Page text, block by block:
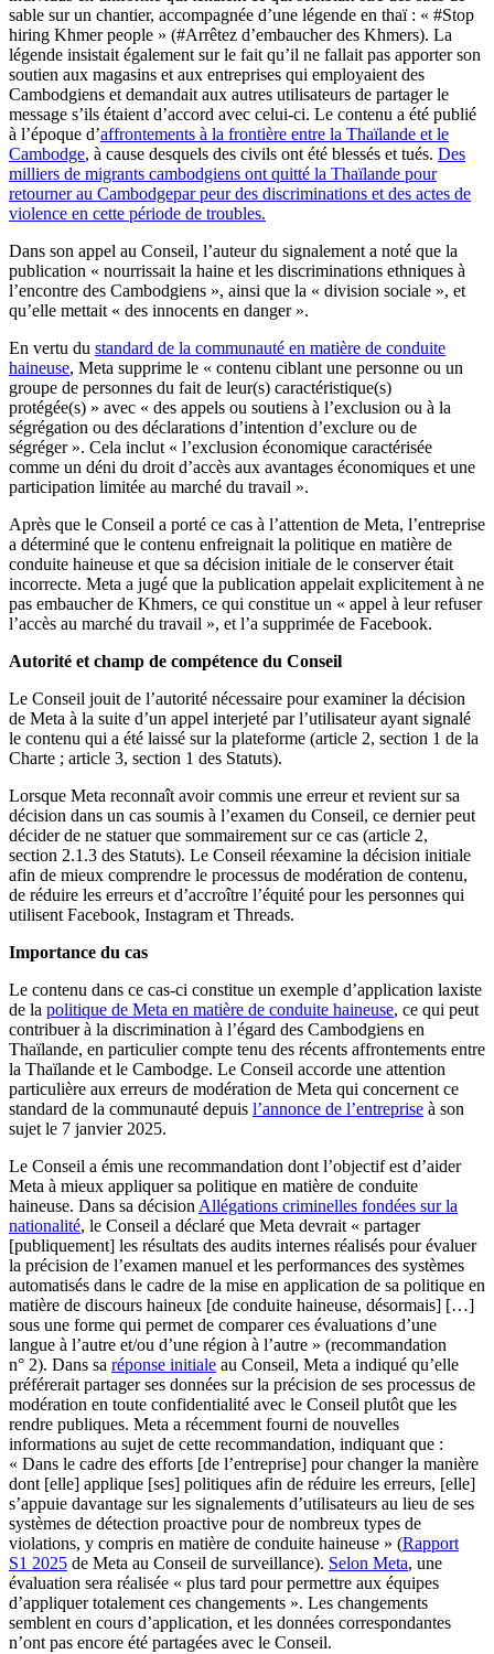
sable sur un chantier, accompagnée d’une légende en thaï : « #Stop
hiring Khmer people » (#Arrêtez d’embaucher des Khmers). La
légende insistait également sur le fait qu’il ne fallait pas apporter son
soutien aux magasins et aux entreprises qui employaient des
Cambodgiens et demandait aux autres utilisateurs de partager le
message s’ils étaient d’accord avec celui-ci. Le contenu a été publié
à l’époque d’affrontements à la frontière entre la Thaïlande et le
Cambodge, à cause desquels des civils ont été blessés et tués. Des
milliers de migrants cambodgiens ont quitté la Thaïlande pour
retourner au Cambodgepar peur des discriminations et des actes de
violence en cette période de troubles.
Dans son appel au Conseil, l’auteur du signalement a noté que la
publication « nourrissait la haine et les discriminations ethniques à
l’encontre des Cambodgiens », ainsi que la « division sociale », et
qu’elle mettait « des innocents en danger ».
En vertu du standard de la communauté en matière de conduite
haineuse, Meta supprime le « contenu ciblant une personne ou un
groupe de personnes du fait de leur(s) caractéristique(s)
protégée(s) » avec « des appels ou soutiens à l’exclusion ou à la
ségrégation ou des déclarations d’intention d’exclure ou de
ségréger ». Cela inclut « l’exclusion économique caractérisée
comme un déni du droit d’accès aux avantages économiques et une
participation limitée au marché du travail ».
Après que le Conseil a porté ce cas à l’attention de Meta, l’entreprise
a déterminé que le contenu enfreignait la politique en matière de
conduite haineuse et que sa décision initiale de le conserver était
incorrecte. Meta a jugé que la publication appelait explicitement à ne
pas embaucher de Khmers, ce qui constitue un « appel à leur refuser
l’accès au marché du travail », et l’a supprimée de Facebook.
Autorité et champ de compétence du Conseil
Le Conseil jouit de l’autorité nécessaire pour examiner la décision
de Meta à la suite d’un appel interjeté par l’utilisateur ayant signalé
le contenu qui a été laissé sur la plateforme (article 2, section 1 de la
Charte ; article 3, section 1 des Statuts).
Lorsque Meta reconnaît avoir commis une erreur et revient sur sa
décision dans un cas soumis à l’examen du Conseil, ce dernier peut
décider de ne statuer que sommairement sur ce cas (article 2,
section 2.1.3 des Statuts). Le Conseil réexamine la décision initiale
afin de mieux comprendre le processus de modération de contenu,
de réduire les erreurs et d’accroître l’équité pour les personnes qui
utilisent Facebook, Instagram et Threads.
Importance du cas
Le contenu dans ce cas-ci constitue un exemple d’application laxiste
de la politique de Meta en matière de conduite haineuse, ce qui peut
contribuer à la discrimination à l’égard des Cambodgiens en
Thaïlande, en particulier compte tenu des récents affrontements entre
la Thaïlande et le Cambodge. Le Conseil accorde une attention
particulière aux erreurs de modération de Meta qui concernent ce
standard de la communauté depuis l’annonce de l’entreprise à son
sujet le 7 janvier 2025.
Le Conseil a émis une recommandation dont l’objectif est d’aider
Meta à mieux appliquer sa politique en matière de conduite
haineuse. Dans sa décisionAllégations criminelles fondées sur la
nationalité, le Conseil a déclaré que Meta devrait « partager
[publiquement] les résultats des audits internes réalisés pour évaluer
la précision de l’examen manuel et les performances des systèmes
automatisés dans le cadre de la mise en application de sa politique en
matière de discours haineux [de conduite haineuse, désormais] […]
sous une forme qui permet de comparer ces évaluations d’une
langue à l’autre et/ou d’une région à l’autre » (recommandation
n° 2). Dans sa réponse initiale au Conseil, Meta a indiqué qu’elle
préférerait partager ses données sur la précision de ses processus de
modération en toute confidentialité avec le Conseil plutôt que les
rendre publiques. Meta a récemment fourni de nouvelles
informations au sujet de cette recommandation, indiquant que :
« Dans le cadre des efforts [de l’entreprise] pour changer la manière
dont [elle] applique [ses] politiques afin de réduire les erreurs, [elle]
s’appuie davantage sur les signalements d’utilisateurs au lieu de ses
systèmes de détection proactive pour de nombreux types de
violations, y compris en matière de conduite haineuse » (Rapport
S1 2025 de Meta au Conseil de surveillance). Selon Meta, une
évaluation sera réalisée « plus tard pour permettre aux équipes
d’appliquer totalement ces changements ». Les changements
semblent en cours d’application, et les données correspondantes
n’ont pas encore été partagées avec le Conseil.